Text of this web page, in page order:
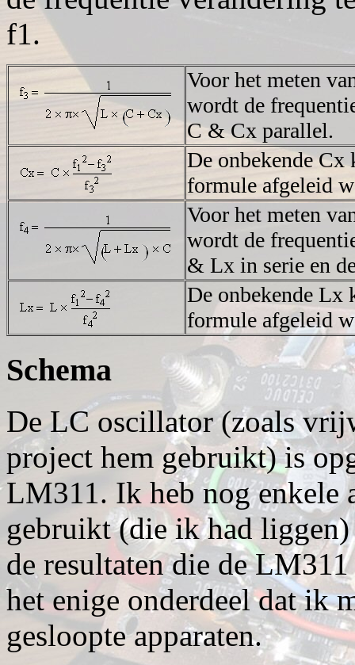
f1.
Voor het meten
wordt de
C & Cx parallel.
De onbekende Cx
formule afgeleid
Voor het meten
wordt de
& Lx in serie en
De onbekende Lx
formule afgeleid
Schema
De LC oscillator (zoals
project hem gebruikt) is
LM311. Ik heb nog enkele
gebruikt (die ik had liggen)
de resultaten die de
het enige onderdeel dat ik
gesloopte apparaten.